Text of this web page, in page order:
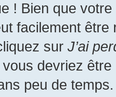
! Bien que
facilement
sur J’ai
devriez
peu de temps.